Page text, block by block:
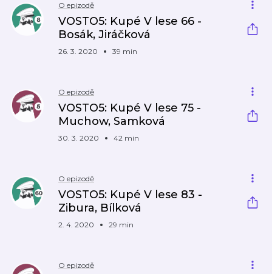
O epizodě
VOSTO5: Kupé V lese 66 -
Bosák, Jiráčková
26. 3. 2020 39 min
O epizodě
VOSTO5: Kupé V lese 75 -
Muchow, Samková
30. 3. 2020 42 min
O epizodě
VOSTO5: Kupé V lese 83 -
Zibura, Bílková
2. 4. 2020 29 min
O epizodě